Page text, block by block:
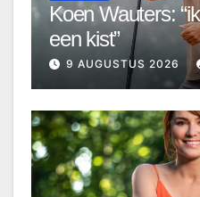
Koen Wauters:
een kist”
9 AUGUSTUS 2026